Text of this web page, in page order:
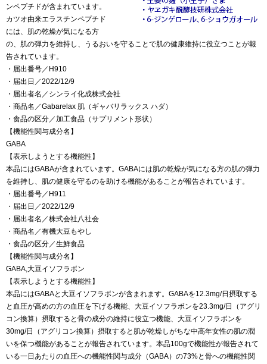
ンペプチドが含まれています。
カツオ由来エラスチンペプチド
には、肌の乾燥が気になる方
の、肌の弾力を維持し、うるおいを守ることで肌の健康維持に役立つことが報
告されています。
・届出番号／H910
・届出日／2022/12/9
・届出者名／シンライ化成株式会社
・商品名／Gabarelax 肌（ギャバリラックス ハダ）
・食品の区分／加工食品（サプリメント形状）
【機能性関与成分名】
GABA
【表示しようとする機能性】
本品にはGABAが含まれています。GABAには肌の乾燥が気になる方の肌の弾力
を維持し、肌の健康を守るのを助ける機能があることが報告されています。
・届出番号／H911
・届出日／2022/12/9
・届出者名／株式会社八社会
・商品名／有機大豆もやし
・食品の区分／生鮮食品
【機能性関与成分名】
GABA,大豆イソフラボン
【表示しようとする機能性】
本品にはGABAと大豆イソフラボンが含まれます。GABAを12.3mg/日摂取する
と血圧が高めの方の血圧を下げる機能、大豆イソフラボンを23.3mg/日（アグリ
コン換算）摂取すると骨の成分の維持に役立つ機能、大豆イソフラボンを
30mg/日（アグリコン換算）摂取すると肌が乾燥しがちな中高年女性の肌の潤
いを保つ機能があることが報告されています。本品100gで機能性が報告されて
いる一日あたりの血圧への機能性関与成分（GABA）の73%と骨への機能性関